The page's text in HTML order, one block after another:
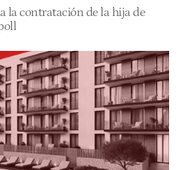
la contratación de la hija de